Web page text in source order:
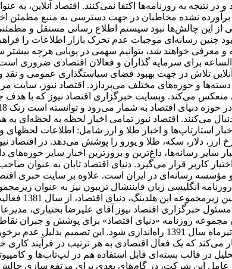
برآورده نشده مخاطبان در جهت دسترسی به منبع مطمئن
از این چالش‌ها نبود سیستم اطلاع رسانی مستقل و
چنین رسانه‌ای موجبات عدم تحرک بازار اطلاعات را
خواهند شد، بتوانیم سهمی در پویایی هرچه بیشتر
برای سرمایه گذاران و فعالان اقتصادی ضروری
تلاش در جهت بهبود فضای سیاستگذاری عمومی و
و حوزه‌های مختلف می‌پردازد. اقتصاد نیوز، سایت
می‌کند. وبسایت خبرگزاری اقتصاد نیوز که با هدف
می‌کنند. اقتصاد نیوز تمامی اخبار لحظه به لحظه‌ای
اخبار استارتاپ‌ها و اخبار طلا و ارز شامل: اطلاعات
ارز، دلار، سکه، طلا و یورو را پوشش می‌دهد. در اقتصاد
سایر رسانه‌ها، داغ‌ترین و بروزترین اخبار سایر
کاربر قرار می‌گیرد. دنیای اقتصاد تابان به عنوان
رسانه‌ای در ایران است. علاوه بر سایت خبری اقتصاد
انگلیسی ‌زبان فایننشال تریبون نیز به عنوان
دارای مرکز
خبرگزاری اقتصاد نیوز آقای علیرضا بختیاری،
مجموعه روزنامه «دنیای اقتصاد» برای پوشش و
توسعه فعالیت خود، تصمیم گرفته شد تا هفته نامه تجارت فردا در
که یک فعال اقتصادی به هر ترتیب در فرآیند کاری
در قالب بسته‌ای قابل استفاده هم در لپ‌تاب‌ها و
این شرکت، در گام‌های بعدی برای مرتفع سازی